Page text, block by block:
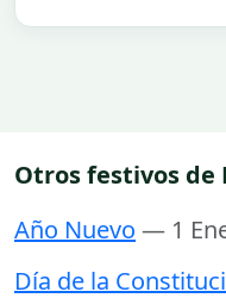
Otros festivos de
Año Nuevo — 1
Día de la